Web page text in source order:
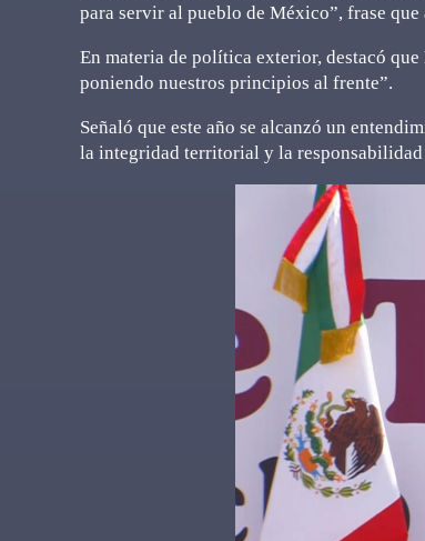
para servir al pueblo de México”, frase
En materia de política exterior, destacó
poniendo nuestros principios al frente”.
Señaló que este año se alcanzó un
la integridad territorial y la